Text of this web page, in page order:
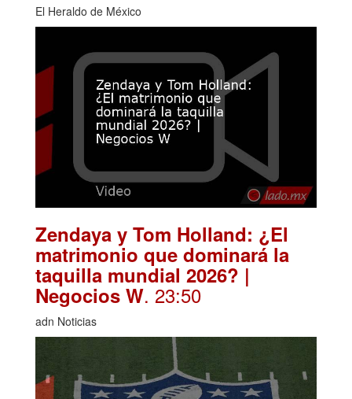
El Heraldo de México
Zendaya y Tom Holland: ¿El
matrimonio que dominará la
taquilla mundial 2026? |
Negocios W. 23:50
adn Noticias